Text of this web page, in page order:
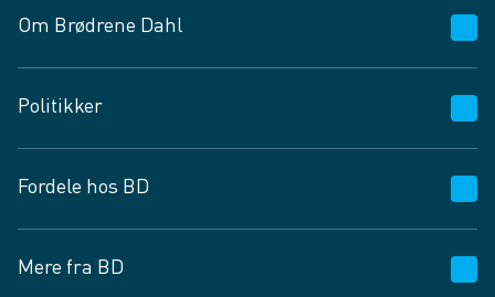
Om Brødrene Dahl
Vagttelefon 30 10 89 89
Spørgsmål og svar
Job og karriere
Fødevarekontrolrapport
Politikker
Privatlivspolitik
Cookies
Vilkår og betingelser
Fordele hos BD
BD app
Mere fra BD